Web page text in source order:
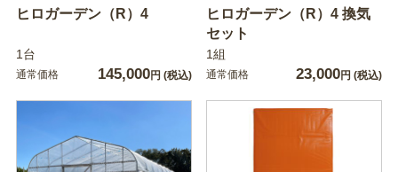
ヒロガーデン（R）4
1台
通常価格 145,000円 (税込)
ヒロガーデン（R）4 換気
セット
1組
通常価格 23,000円 (税込)